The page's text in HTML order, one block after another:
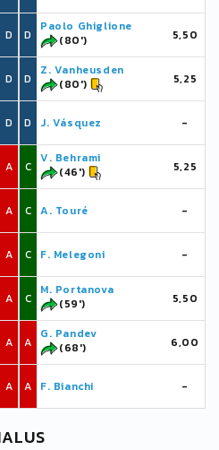
D
D
D
A
A
A
A
A
A
D
Paolo Ghiglione
(80')
5,50
D
Z. Vanheusden
(80')
5,25
D J. Vásquez -
C
V. Behrami
(46')
5,25
C A. Touré -
C F. Melegoni -
C
M. Portanova
(59')
5,50
A
G. Pandev
(68')
6,00
A F. Bianchi -